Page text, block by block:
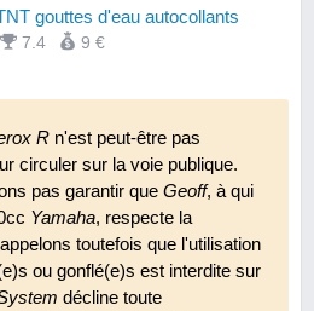
gouttes d'eau autocollants
7.4 9 €
8.6 83 €
Lexus pour MBK Nitro
8.5 25 €
cross
R n'est peut-être pas
circuler sur la voie publique.
pas garantir queGeoff, à qui
Yamaha, respecte la
toutefois que l'utilisation
ou gonflé(e)s est interdite sur
décline toute